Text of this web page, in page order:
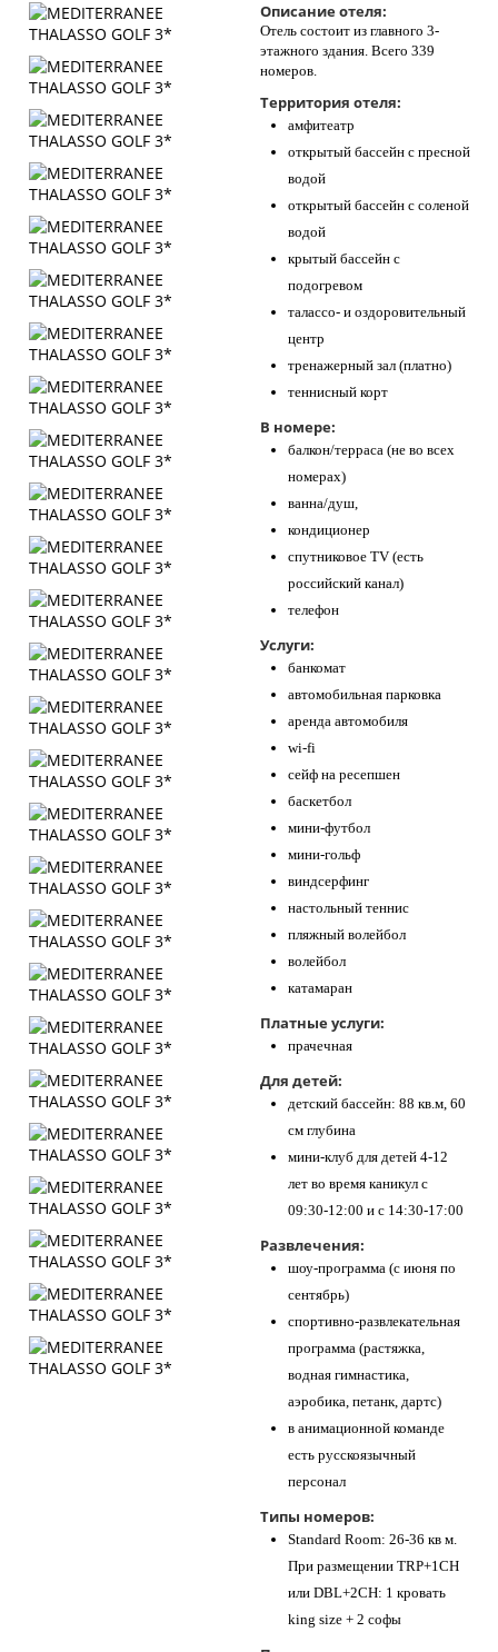
Описание отеля:
Отель состоит из главного 3-
этажного здания. Всего 339
номеров.
Территория отеля:
амфитеатр
открытый бассейн с пресной
водой
открытый бассейн с соленой
водой
крытый бассейн с
подогревом
талассо- и оздоровительный
центр
тренажерный зал (платно)
теннисный корт
В номере:
балкон/терраса (не во всех
номерах)
ванна/душ,
кондиционер
спутниковое TV (есть
российский канал)
телефон
Услуги:
банкомат
автомобильная парковка
аренда автомобиля
wi-fi
сейф на ресепшен
баскетбол
мини-футбол
мини-гольф
виндсерфинг
настольный теннис
пляжный волейбол
волейбол
катамаран
Платные услуги:
прачечная
Для детей:
детский бассейн: 88 кв.м, 60
см глубина
мини-клуб для детей 4-12
лет во время каникул с
09:30-12:00 и с 14:30-17:00
Развлечения:
шоу-программа (с июня по
сентябрь)
спортивно-развлекательная
программа (растяжка,
водная гимнастика,
аэробика, петанк, дартс)
в анимационной команде
есть русскоязычный
персонал
Типы номеров:
Standard Room: 26-36 кв м.
При размещении TRP+1CH
или DBL+2CH: 1 кровать
king size + 2 софы